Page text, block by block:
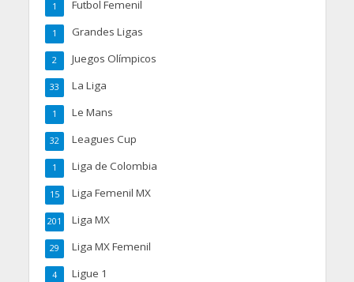
Futbol Femenil
1
Grandes Ligas
1
Juegos Olímpicos
2
La Liga
33
Le Mans
1
Leagues Cup
32
Liga de Colombia
1
Liga Femenil MX
15
Liga MX
201
Liga MX Femenil
29
Ligue 1
4